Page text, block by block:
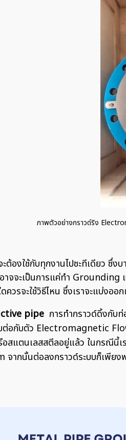
ภาพตัวอย่างกราวด์ริง
ต้องใช้กับทุกงานไปซะทีเดียว
จจะเป็นการแค่ทำ
วรจะใช้วิธีไหน ซึ่งเราจะแบ่ง
pipe การทำกราวด์ดิ้งกับ
มต่อกับตัว Electromagnetic
อสแตนเลสสตีลอยู่แล้ว ในกรณี
กนั้นต่อลงกราวด์ระบบก็เพียง